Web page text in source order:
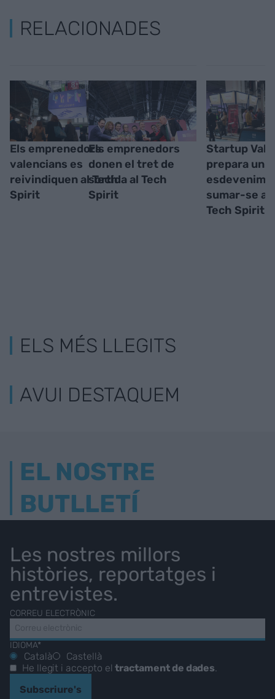
RELACIONADES
Els emprenedors
valencians es
reivindiquen al Tech
Spirit
Els emprenedors
donen el tret de
sortida al Tech
Spirit
Startup
prepara un
sumar-se a
Tech Spirit
ELS MÉS LLEGITS
AVUI DESTAQUEM
EL NOSTRE
BUTLLETÍ
Les nostres millors
històries, reportatges i
entrevistes.
CORREU ELECTRÒNIC
IDIOMA*
Català
Castellà
He llegit i accepto eltractament de dades
Subscriure's